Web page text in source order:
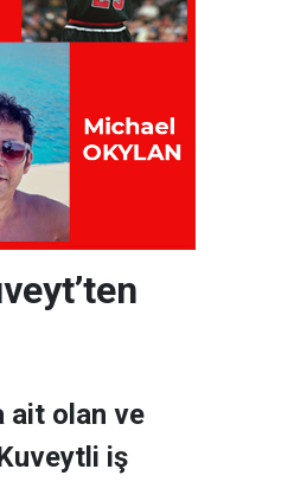
ait olan ve
iş